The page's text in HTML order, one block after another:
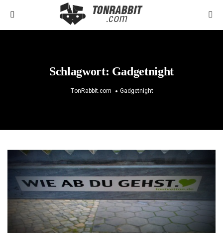
Schlagwort: Gadgetnight
TonRabbit.com Gadgetnight